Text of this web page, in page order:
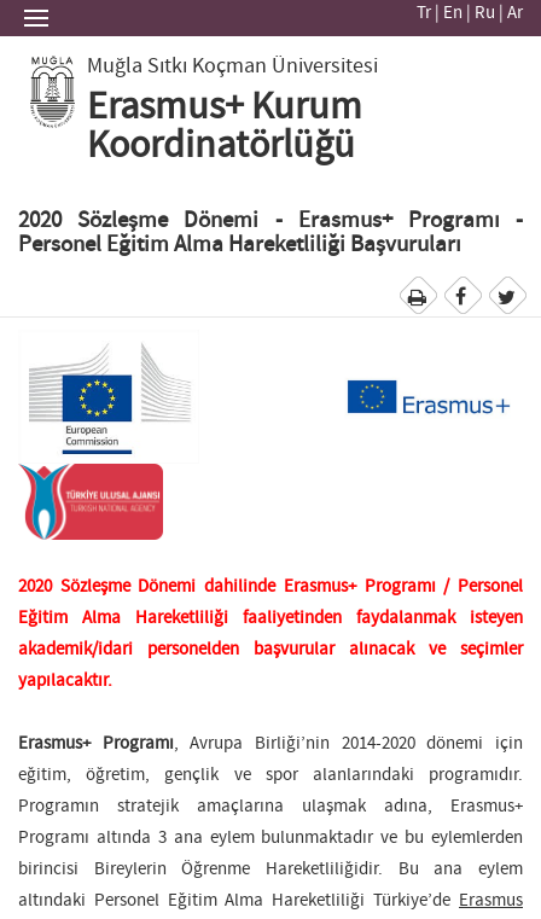
Tr| En Ru Ar
Muğla Sıtkı Koçman Üniversitesi
Erasmus+ Kurum
Koordinatörlüğü
2020 Sözleşme Dönemi - Erasmus+ Programı -
Personel Eğitim Alma Hareketliliği Başvuruları
2020 Sözleşme Dönemi dahilinde Erasmus+ Programı / Personel
Eğitim Alma Hareketliliği faaliyetinden faydalanmak isteyen
akademik/idari personelden başvurular alınacak ve seçimler
yapılacaktır.
Erasmus+ Programı, Avrupa Birliği’nin 2014-2020 dönemi için
eğitim, öğretim, gençlik ve spor alanlarındaki programıdır.
Programın stratejik amaçlarına ulaşmak adına, Erasmus+
Programı altında 3 ana eylem bulunmaktadır ve bu eylemlerden
birincisi Bireylerin Öğrenme Hareketliliğidir. Bu ana eylem
altındaki Personel Eğitim Alma Hareketliliği Türkiye’de Erasmus